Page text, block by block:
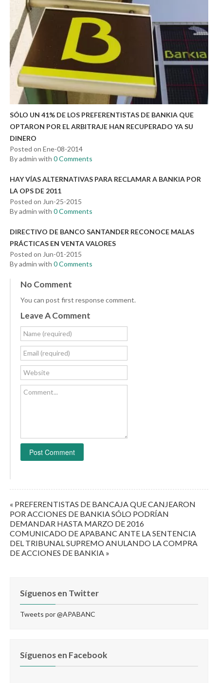
SÓLO UN 41% DE LOS PREFERENTISTAS DE BANKIA QUE
OPTARON POR EL ARBITRAJE HAN RECUPERADO YA SU
DINERO
Posted on Ene-08-2014
By admin with 0 Comments
HAY VÍAS ALTERNATIVAS PARA RECLAMAR A BANKIA POR
LA OPS DE 2011
Posted on Jun-25-2015
By admin with 0 Comments
DIRECTIVO DE BANCO SANTANDER RECONOCE MALAS
PRÁCTICAS EN VENTA VALORES
Posted on Jun-01-2015
By admin with 0 Comments
No Comment
You can post first response comment.
Leave A Comment
Name (required)
Email (required)
Website
Comment...
« PREFERENTISTAS DE BANCAJA QUE CANJEARON
POR ACCIONES DE BANKIA SÓLO PODRÍAN
DEMANDAR HASTA MARZO DE 2016
COMUNICADO DE APABANC ANTE LA SENTENCIA
DEL TRIBUNAL SUPREMO ANULANDO LA COMPRA
DE ACCIONES DE BANKIA »
Síguenos en Twitter
Tweets por @APABANC
Síguenos en Facebook